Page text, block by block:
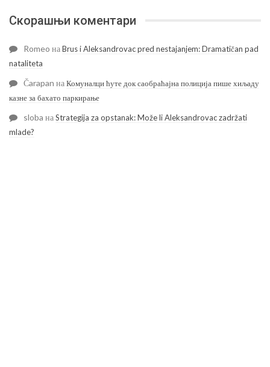
Скорашњи коментари
Romeo наBrus i Aleksandrovac pred nestajanjem: Dramatičan pad
nataliteta
Čarapan наКомуналци ћуте док саобраћајна полиција пише хиљаду
казне за бахато паркирање
sloba наStrategija za opstanak: Može li Aleksandrovac zadržati
mlade?